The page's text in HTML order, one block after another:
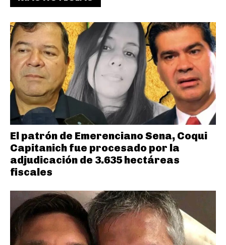
El patrón de Emerenciano Sena, Coqui
Capitanich fue procesado por la
adjudicación de 3.635 hectáreas
fiscales